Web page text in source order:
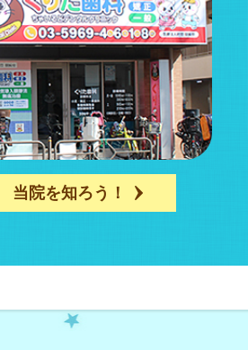
当院を知ろう！